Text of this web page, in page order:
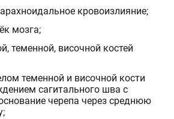
кровоизлияние;
мозга;
теменной, височной костей
теменной и височной кости
сагитального шва с
черепа через среднюю